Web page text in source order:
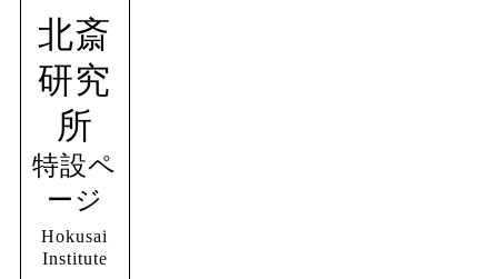
北斎
研究
所
特設ペ
ージ
Hokusai
Institute